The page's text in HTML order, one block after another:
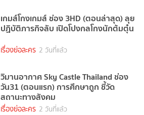
เกมส์โกงเกมส์ ช่อง 3HD (ตอนล่าสุด) ลุย
ปฏิบัติภารกิจลับ เปิดโปงกลโกงนักต้มตุ๋น
เรื่องย่อละคร 2 วันที่แล้ว
วิมานอากาศ Sky Castle Thailand ช่อง
วัน31 (ตอนแรก) การศึกษาถูก ชี้วัด
สถานะทางสังคม
เรื่องย่อละคร 2 วันที่แล้ว